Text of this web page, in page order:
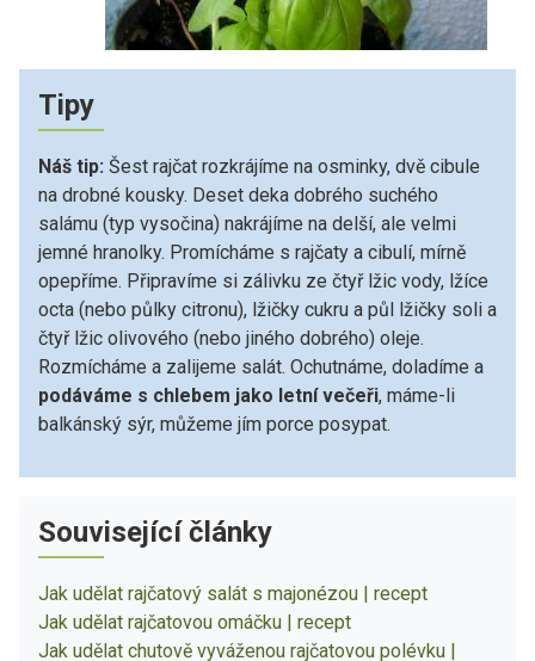
Tipy
Náš tip: Šest rajčat rozkrájíme na osminky, dvě cibule
na drobné kousky. Deset deka dobrého suchého
salámu (typ vysočina) nakrájíme na delší, ale velmi
jemné hranolky. Promícháme s rajčaty a cibulí, mírně
opepříme. Připravíme si zálivku ze čtyř lžic vody, lžíce
octa (nebo půlky citronu), lžičky cukru a půl lžičky soli a
čtyř lžic olivového (nebo jiného dobrého) oleje.
Rozmícháme a zalijeme salát. Ochutnáme, doladíme a
podáváme s chlebem jako letní večeři, máme-li
balkánský sýr, můžeme jím porce posypat.
Související články
Jak udělat rajčatový salát s majonézou | recept
Jak udělat rajčatovou omáčku | recept
Jak udělat chutově vyváženou rajčatovou polévku |